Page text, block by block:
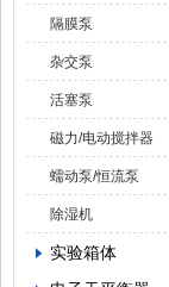
隔膜泵
杂交泵
活塞泵
磁力/电动搅拌器
蠕动泵/恒流泵
除湿机
实验箱体